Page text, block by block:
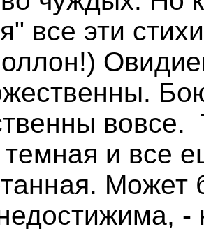
все эти
вовсе.
темная и все
Может
-